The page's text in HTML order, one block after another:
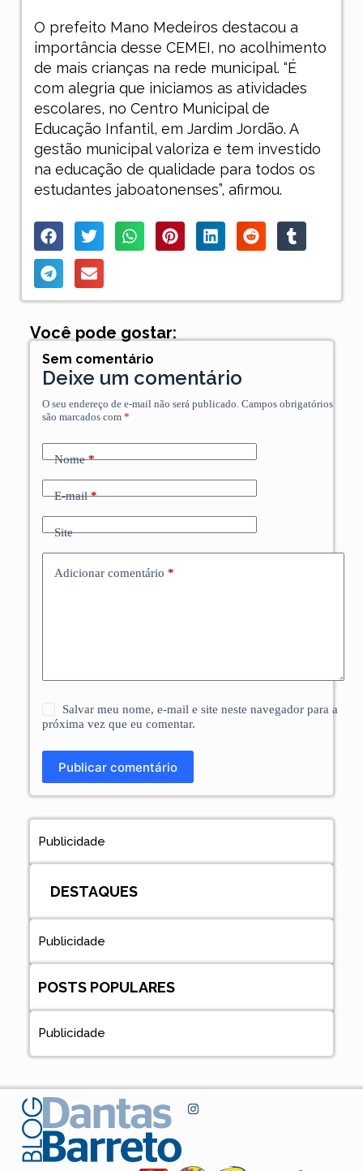
O prefeito Mano Medeiros destacou a
importância desse CEMEI, no acolhimento
de mais crianças na rede municipal. “É
com alegria que iniciamos as atividades
escolares, no Centro Municipal de
Educação Infantil, em Jardim Jordão. A
gestão municipal valoriza e tem investido
na educação de qualidade para todos os
estudantes jaboatonenses”, afirmou.
Você pode gostar:
Sem comentário
Deixe um comentário
O seu endereço de e-mail não será publicado. Campos obrigatórios
são marcados com *
Nome*
E-mail*
Site
Adicionar comentário *
Salvar meu nome, e-mail e site neste navegador para a
próxima vez que eu comentar.
Publicar comentário
Publicidade
DESTAQUES
Publicidade
POSTS POPULARES
Publicidade